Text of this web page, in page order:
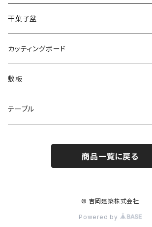
干菓子盆
カッティングボード
敷板
テーブル
商品一覧に戻る
© 吉岡建築株式会社
Powered by